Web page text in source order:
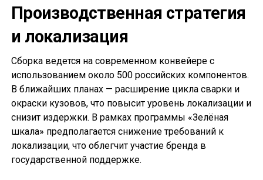
Производственная стратегия
и локализация
Сборка ведется на современном конвейере с
использованием около 500 российских компонентов.
В ближайших планах — расширение цикла сварки и
окраски кузовов, что повысит уровень локализации и
снизит издержки. В рамках программы «Зелёная
шкала» предполагается снижение требований к
локализации, что облегчит участие бренда в
государственной поддержке.